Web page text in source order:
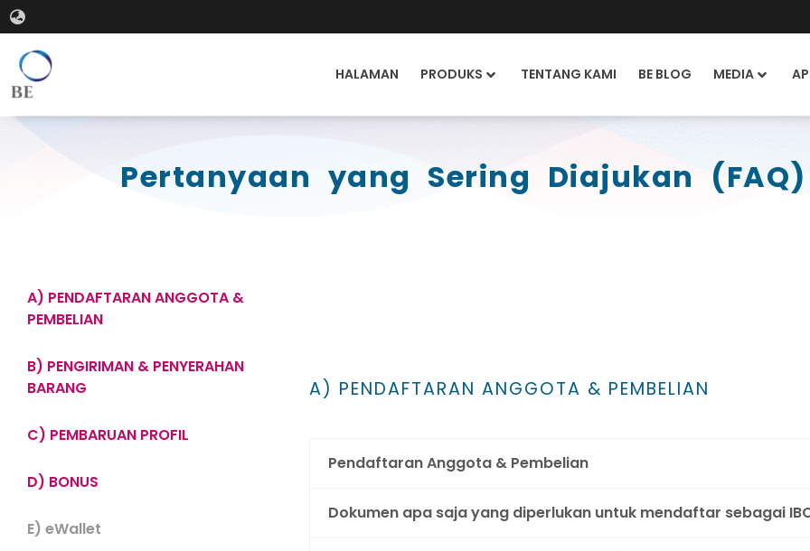
HALAMAN PRODUKS TENTANG KAMI BE BLOG MEDIA
Pertanyaan yang Sering Diajukan
A) PENDAFTARAN ANGGOTA &
PEMBELIAN
B) PENGIRIMAN & PENYERAHAN
BARANG
C) PEMBARUAN PROFIL
D) BONUS
E) eWallet
A) PENDAFTARAN ANGGOTA & PEMBELIAN
Pendaftaran Anggota & Pembelian
Dokumen apa saja yang diperlukan untuk mendaftar sebagai